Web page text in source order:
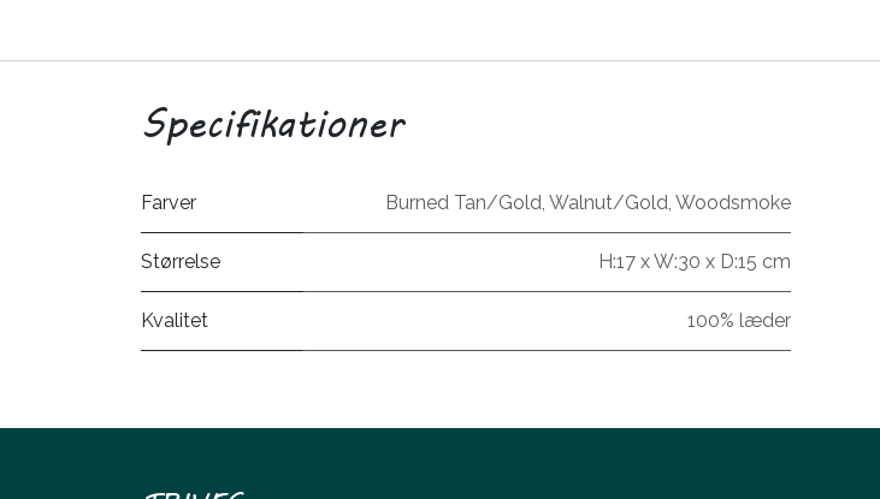
Specifikationer
Farver Burned Tan/Gold, Walnut/Gold, Woodsmoke
Størrelse H:17 x W:30 x D:15 cm
Kvalitet 100% læder